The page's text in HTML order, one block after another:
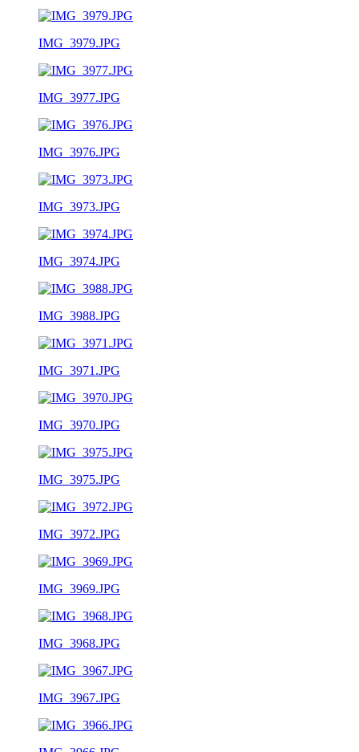
IMG_3979.JPG
IMG_3977.JPG
IMG_3976.JPG
IMG_3973.JPG
IMG_3974.JPG
IMG_3988.JPG
IMG_3971.JPG
IMG_3970.JPG
IMG_3975.JPG
IMG_3972.JPG
IMG_3969.JPG
IMG_3968.JPG
IMG_3967.JPG